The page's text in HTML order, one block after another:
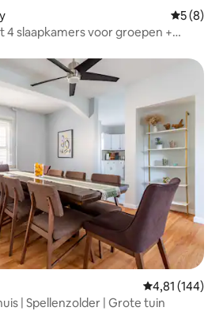
5 (8)
slaapkamers voor groepen +
Gemiddelde
4,81 (144)
| Spellenzolder | Grote tuin